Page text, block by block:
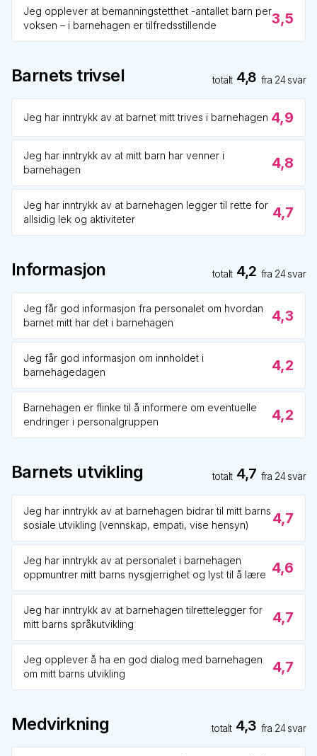
Jeg opplever at bemanningstetthet -antallet barn per
voksen – i barnehagen er tilfredsstillende
3,5
Barnets trivsel totalt 4,8 fra 24svar
Jeg har inntrykk av at barnet mitt trives i barnehagen 4,9
Jeg har inntrykk av at mitt barn har venner i
barnehagen
4,8
Jeg har inntrykk av at barnehagen legger til rette for
allsidig lek og aktiviteter
4,7
Informasjon totalt 4,2 fra 24svar
Jeg får god informasjon fra personalet om hvordan
barnet mitt har det i barnehagen
4,3
Jeg får god informasjon om innholdet i
barnehagedagen
4,2
Barnehagen er flinke til å informere om eventuelle
endringer i personalgruppen
4,2
Barnets utvikling totalt 4,7 fra 24svar
Jeg har inntrykk av at barnehagen bidrar til mitt barns
sosiale utvikling (vennskap, empati, vise hensyn)
4,7
Jeg har inntrykk av at personalet i barnehagen
oppmuntrer mitt barns nysgjerrighet og lyst til å lære 4,6
Jeg har inntrykk av at barnehagen tilrettelegger for
mitt barns språkutvikling
4,7
Jeg opplever å ha en god dialog med barnehagen
om mitt barns utvikling
4,7
Medvirkning totalt 4,3 fra 24svar